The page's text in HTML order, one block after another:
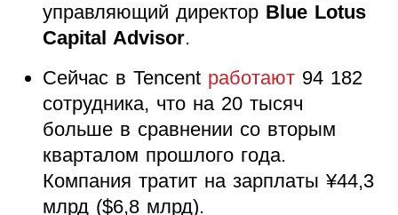
управляющий директор Blue Lotus
Capital Advisor.
Сейчас в Tencent работают94 182
сотрудника, что на 20 тысяч
больше в сравнении со вторым
кварталом прошлого года.
Компания тратит на зарплаты ¥44,3
млрд ($6,8 млрд).